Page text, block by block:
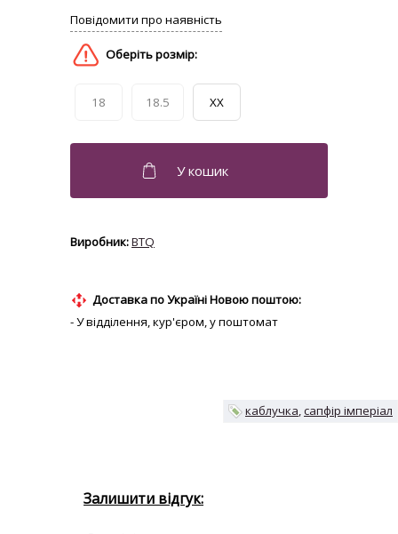
18 18.5 XX
BTQ
Доставка по Україні Новою поштою:
- У відділення, кур'єром, у поштомат
каблучка сапфір імперіал